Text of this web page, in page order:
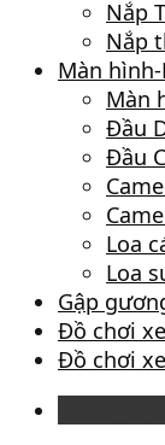
Nắp
Nắp
Màn
Màn
Đầu
Đầu
Loa
Loa
Gập
Đồ chơi
Đồ chơi